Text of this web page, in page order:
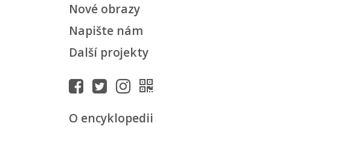
Nové obrazy
Napište nám
Další projekty
O encyklopedii